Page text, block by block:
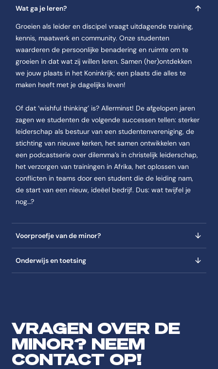
Wat ga je leren?
Groeien als leider en discipel vraagt uitdagende training,
kennis, maatwerk en community. Onze studenten
waarderen de persoonlijke benadering en ruimte om te
groeien in dat wat zij willen leren. Samen (her)ontdekken
we jouw plaats in het Koninkrijk; een plaats die alles te
maken heeft met je dagelijks leven!
Of dat ‘wishful thinking’ is? Allerminst! De afgelopen jaren
zagen we studenten de volgende successen tellen: sterker
leiderschap als bestuur van een studentenvereniging, de
stichting van nieuwe kerken, het samen ontwikkelen van
een podcastserie over dilemma’s in christelijk leiderschap,
het verzorgen van trainingen in Afrika, het oplossen van
conflicten in teams door een student die de leiding nam,
de start van een nieuw, ideëel bedrijf. Dus: wat twijfel je
nog…?
Voorproefje van de minor?
Onderwijs en toetsing
VRAGEN OVER DE
MINOR? NEEM
CONTACT OP!